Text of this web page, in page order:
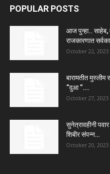
POPULAR POSTS
आज पुन्हा.. साहेब,
राजकारणात
October 22, 2023
बारामतीत मुस्लीम
“दुआ “….
October 27, 2023
सुनेत्रावहीनी
शिबीर संपन्न…
October 20, 2023